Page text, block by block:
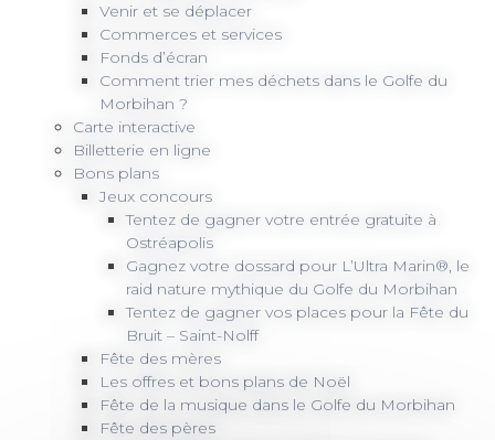
Venir et se déplacer
Commerces et services
Fonds d’écran
Comment trier mes déchets dans le Golfe du
Morbihan ?
Carte interactive
Billetterie en ligne
Bons plans
Jeux concours
Tentez de gagner votre entrée gratuite à
Ostréapolis
Gagnez votre dossard pour L’Ultra Marin®, le
raid nature mythique du Golfe du Morbihan
Tentez de gagner vos places pour la Fête du
Bruit – Saint-Nolff
Fête des mères
Les offres et bons plans de Noël
Fête de la musique dans le Golfe du Morbihan
Fête des pères